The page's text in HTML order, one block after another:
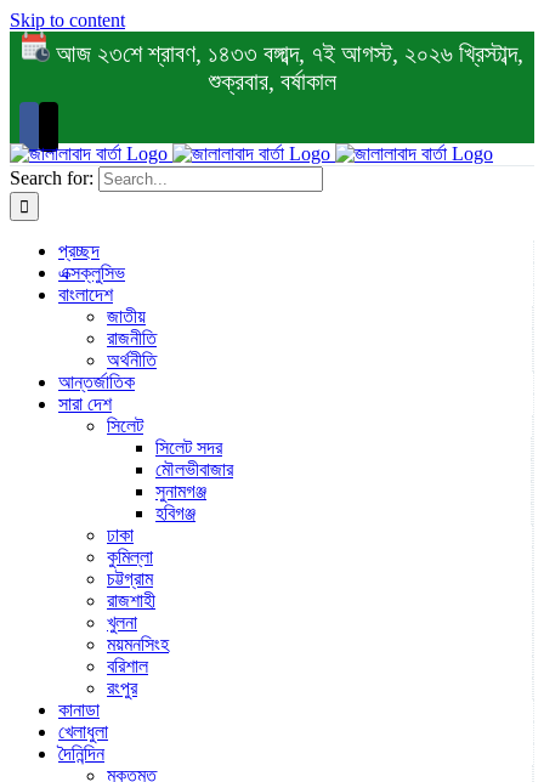
Skip to content
আজ ২৩শে শ্রাবণ, ১৪৩৩ বঙ্গাব্দ, ৭ই আগস্ট, ২০২৬ খ্রিস্টাব্দ,
শুক্রবার, বর্ষাকাল
Search for:
প্রচ্ছদ
এক্সক্লুসিভ
বাংলাদেশ
জাতীয়
রাজনীতি
অর্থনীতি
আন্তর্জাতিক
সারা দেশ
সিলেট
সিলেট সদর
মৌলভীবাজার
সুনামগঞ্জ
হবিগঞ্জ
ঢাকা
কুমিল্লা
চট্টগ্রাম
রাজশাহী
খুলনা
ময়মনসিংহ
বরিশাল
রংপুর
কানাডা
খেলাধুলা
দৈনিন্দিন
মুক্তমত